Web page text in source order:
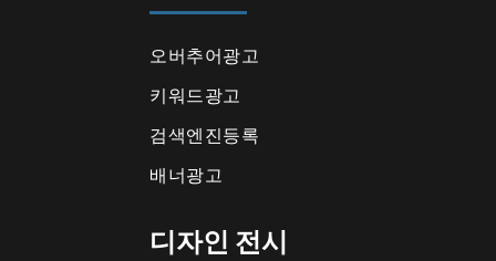
오버추어광고
키워드광고
검색엔진등록
배너광고
디자인 전시